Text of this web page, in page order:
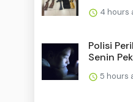
4 hours
Polisi
Senin
5 hours